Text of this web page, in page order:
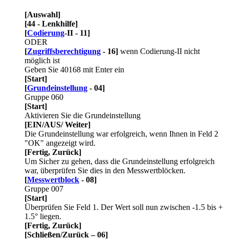
[Auswahl]
[44 - Lenkhilfe]
[Codierung-II - 11]
ODER
[Zugriffsberechtigung - 16] wenn Codierung-II nicht
möglich ist
Geben Sie 40168 mit Enter ein
[Start]
[Grundeinstellung - 04]
Gruppe 060
[Start]
Aktivieren Sie die Grundeinstellung
[EIN/AUS/ Weiter]
Die Grundeinstellung war erfolgreich, wenn Ihnen in Feld 2
"OK" angezeigt wird.
[Fertig, Zurück]
Um Sicher zu gehen, dass die Grundeinstellung erfolgreich
war, überprüfen Sie dies in den Messwertblöcken.
[Messwertblock - 08]
Gruppe 007
[Start]
Überprüfen Sie Feld 1. Der Wert soll nun zwischen -1.5 bis +
1.5° liegen.
[Fertig, Zurück]
[Schließen/Zurück – 06]